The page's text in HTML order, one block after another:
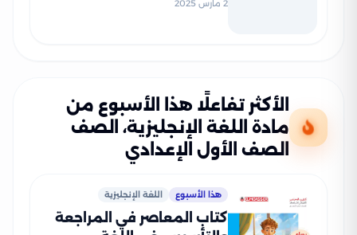
2 مارس 2025
الأكثر تفاعلًا هذا الأسبوع من
مادة اللغة الإنجليزية، الصف
الصف الأول الإعدادي
هذا الأسبوع اللغة الإنجليزية
كتاب المعاصر في المراجعة